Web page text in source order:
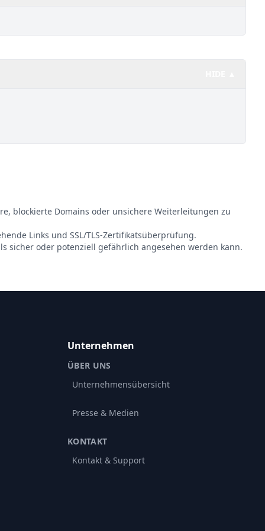
blockierte Domains oder unsichere Weiterleitungen zu
Links und SSL/TLS-Zertifikatsüberprüfung.
sicher oder potenziell gefährlich angesehen werden kann.
Unternehmen
ÜBER UNS
Unternehmensübersicht
Presse & Medien
KONTAKT
Kontakt & Support